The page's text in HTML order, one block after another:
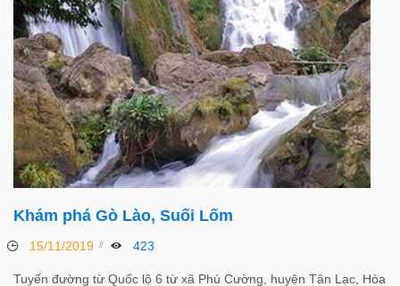
Khám phá Gò Lào, Suối Lốm
15/11/2019 423
Tuyến đường từ Quốc lộ 6 từ xã Phú Cường, huyện Tân Lạc, Hòa